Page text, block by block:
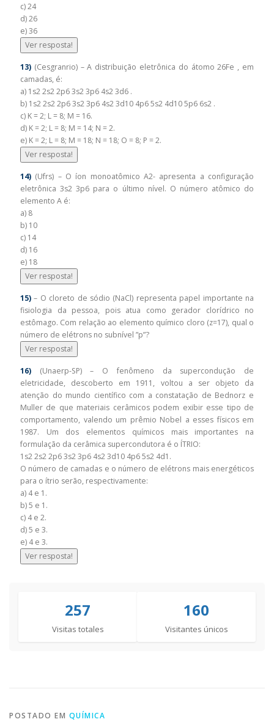
c) 24
d) 26
e) 36
Ver resposta!
13) (Cesgranrio) – A distribuição eletrônica do átomo 26Fe , em
camadas, é:
a) 1s2 2s2 2p6 3s2 3p6 4s2 3d6 .
b) 1s2 2s2 2p6 3s2 3p6 4s2 3d10 4p6 5s2 4d10 5p6 6s2 .
c) K = 2; L = 8; M = 16.
d) K = 2; L = 8; M = 14; N = 2.
e) K = 2; L = 8; M = 18; N = 18; O = 8; P = 2.
Ver resposta!
14) (Ufrs) – O íon monoatômico A2- apresenta a configuração
eletrônica 3s2 3p6 para o último nível. O número atômico do
elemento A é:
a) 8
b) 10
c) 14
d) 16
e) 18
Ver resposta!
15) – O cloreto de sódio (NaCl) representa papel importante na
fisiologia da pessoa, pois atua como gerador clorídrico no
estômago. Com relação ao elemento químico cloro (z=17), qual o
número de elétrons no subnível ”p”?
Ver resposta!
16) (Unaerp-SP) – O fenômeno da supercondução de
eletricidade, descoberto em 1911, voltou a ser objeto da
atenção do mundo científico com a constatação de Bednorz e
Muller de que materiais cerâmicos podem exibir esse tipo de
comportamento, valendo um prêmio Nobel a esses físicos em
1987. Um dos elementos químicos mais importantes na
formulação da cerâmica supercondutora é o ÍTRIO:
1s2 2s2 2p6 3s2 3p6 4s2 3d10 4p6 5s2 4d1.
O número de camadas e o número de elétrons mais energéticos
para o ítrio serão, respectivamente:
a) 4 e 1.
b) 5 e 1.
c) 4 e 2.
d) 5 e 3.
e) 4 e 3.
Ver resposta!
257
Visitas totales
160
Visitantes únicos
POSTADO EM QUÍMICA